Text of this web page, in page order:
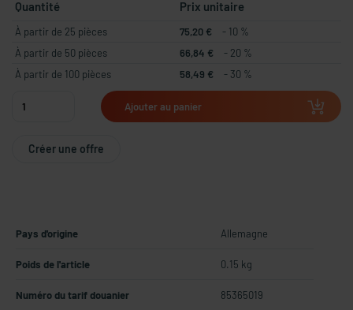
Quantité Prix unitaire
À partir de 25 pièces 75,20 €
- 10 %
À partir de 50 pièces
66,84 €
- 20 %
À partir de 100 pièces
58,49 € - 30 %
Ajouter au panier
Créer une offre
Pays d'origine Allemagne
Poids de l'article 0.15 kg
Numéro du tarif douanier 85365019